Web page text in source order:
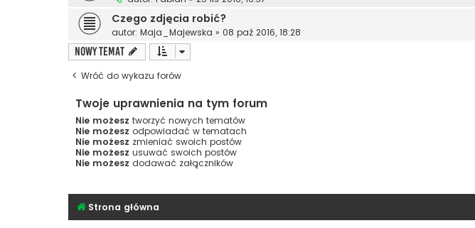
Czego zdjęcia robić?
autor: Maja_Majewska » 08 paź 2016, 18:28
NOWY TEMAT
Wróć do wykazu forów
Twoje uprawnienia na tym forum
Nie możesz tworzyć nowych tematów
Nie możesz odpowiadać w tematach
Nie możesz zmieniać swoich postów
Nie możesz usuwać swoich postów
Nie możesz dodawać załączników
Strona główna